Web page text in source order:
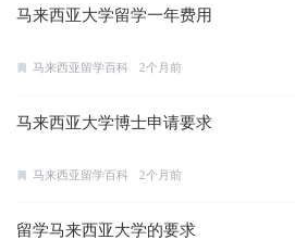
马来西亚大学留学一年费用
马来西亚留学百科 2个月前
马来西亚大学博士申请要求
马来西亚留学百科 2个月前
留学马来西亚大学的要求